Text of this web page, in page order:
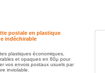
postale en plastique
indéchirable
plastiques économiques,
et opaques en 60µ pour
vos envois postaux usuels par
inviolable.